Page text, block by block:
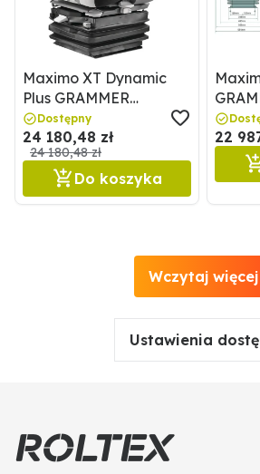
Maximo XT Dynamic
Plus GRAMMER
2401340888FE
Dostępny
24 180,48 zł
24 180,48 zł
Do koszyka
22
Wczytaj więcej
Ustawienia